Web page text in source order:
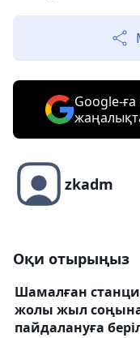
Google-
zkadm
Оқи отырыңыз
Шамалған
жолы жыл
пайдалануға